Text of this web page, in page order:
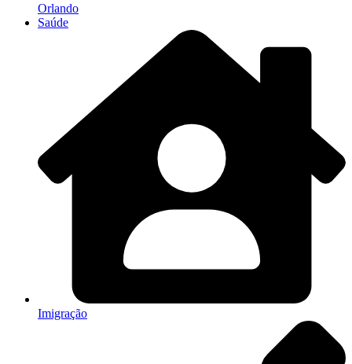
Orlando
Saúde
Imigração